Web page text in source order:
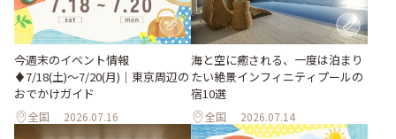
今週末のイベント情報
♦︎7/18(土)〜7/20(月)｜東京周辺の
おでかけガイド
全国 2026.07.16
海と空に癒される、一度は泊まり
たい絶景インフィニティプールの
宿10選
全国 2026.07.14